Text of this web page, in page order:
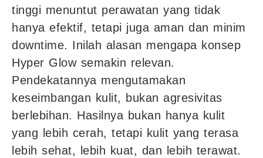
tinggi menuntut perawatan yang tidak
hanya efektif, tetapi juga aman dan minim
downtime. Inilah alasan mengapa konsep
Hyper Glow semakin relevan.
Pendekatannya mengutamakan
keseimbangan kulit, bukan agresivitas
berlebihan. Hasilnya bukan hanya kulit
yang lebih cerah, tetapi kulit yang terasa
lebih sehat, lebih kuat, dan lebih terawat.